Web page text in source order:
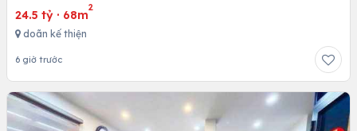
24.5 tỷ · 68m
2
doãn kế thiện
6 giờ trước